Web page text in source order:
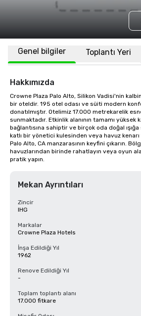
Genel bilgiler Toplantı Yeri
Hakkımızda
Crowne Plaza Palo Alto, Silikon Vadisi'nin
bir oteldir. 195 otel odası ve süiti modern
donatılmıştır. Otelimiz 17.000 metrekarelik
sunmaktadır. Etkinlik alanının tamamı
bağlantısına sahiptir ve birçok oda doğal
katlı bir yönetici kulesinden veya havuz
Palo Alto, CA manzarasının keyfini çıkarın.
havuzlarından birinde rahatlayın veya oyun
pratik yapın.
Mekan Ayrıntıları
Zincir
IHG
Markalar
Crowne Plaza Hotels
İnşa Edildiği Yıl
1962
Renove Edildiği Yıl
-
Toplam toplantı alanı
17.000 fitkare